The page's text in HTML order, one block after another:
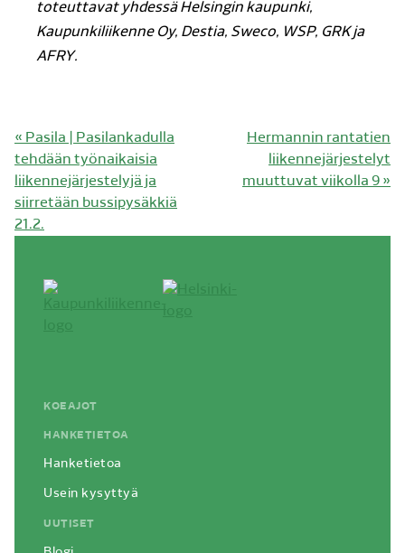
toteuttavat yhdessä Helsingin kaupunki,
Kaupunkiliikenne Oy, Destia, Sweco, WSP, GRK ja
AFRY.
« Edellinen
artikkeli:
Pasila | Pasilankadulla
tehdään työnaikaisia
liikennejärjestelyjä ja
siirretään bussipysäkkiä
21.2.
Seuraava
artikkeli:
Hermannin rantatien
liikennejärjestelyt
muuttuvat viikolla 9 »
KOEAJOT
HANKETIETOA
Hanketietoa
Usein kysyttyä
UUTISET